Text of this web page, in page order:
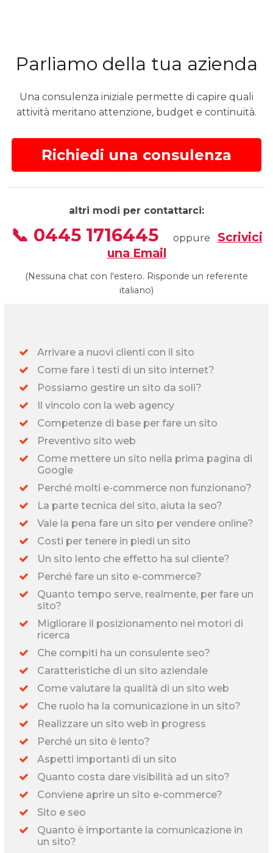
Parliamo della tua azienda
Una consulenza iniziale permette di capire quali
attività meritano attenzione, budget e continuità.
Richiedi una consulenza
altri modi per contattarci:
📞 0445 1716445 oppure Scrivici
una Email
(Nessuna chat con l'estero. Risponde un referente
italiano)
Arrivare a nuovi clienti con il sito
Come fare i testi di un sito internet?
Possiamo gestire un sito da soli?
Il vincolo con la web agency
Competenze di base per fare un sito
Preventivo sito web
Come mettere un sito nella prima pagina di
Google
Perché molti e-commerce non funzionano?
La parte tecnica del sito, aiuta la seo?
Vale la pena fare un sito per vendere online?
Costi per tenere in piedi un sito
Un sito lento che effetto ha sul cliente?
Perché fare un sito e-commerce?
Quanto tempo serve, realmente, per fare un
sito?
Migliorare il posizionamento nei motori di
ricerca
Che compiti ha un consulente seo?
Caratteristiche di un sito aziendale
Come valutare la qualità di un sito web
Che ruolo ha la comunicazione in un sito?
Realizzare un sito web in progress
Perché un sito è lento?
Aspetti importanti di un sito
Quanto costa dare visibilità ad un sito?
Conviene aprire un sito e-commerce?
Sito e seo
Quanto è importante la comunicazione in
un sito?